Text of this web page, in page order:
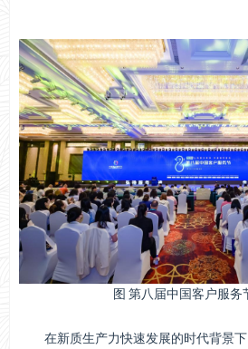
图 第八届中国客户服务
在新质生产力快速发展的时代背景下